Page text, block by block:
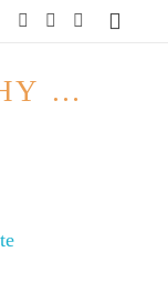
HAPPY HEALTHY RAW & FREE – ROH MACHT FROH!